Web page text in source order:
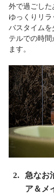
外で過ごした
ゆっくりリラ
バスタイムを
テルでの時間
ます。
急なお
ア＆メ